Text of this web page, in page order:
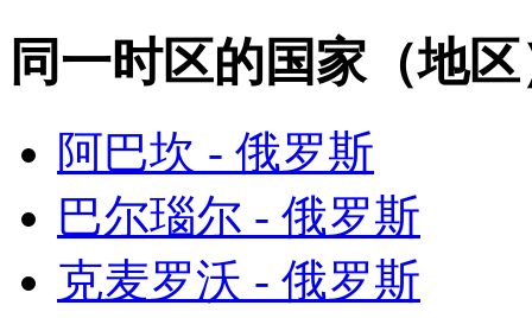
同一时区的国家（地
阿巴坎 - 俄罗斯
巴尔瑙尔 - 俄罗斯
克麦罗沃 - 俄罗斯